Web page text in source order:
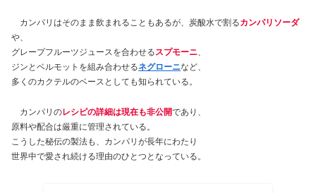
カンパリはそのまま飲まれることもあるが、炭酸水で割るカンパリソーダ
や、
グレープフルーツジュースを合わせるスプモーニ、
ジンとベルモットを組み合わせるネグローニなど、
多くのカクテルのベースとしても知られている。
カンパリのレシピの詳細は現在も非公開であり、
原料や配合は厳重に管理されている。
こうした秘伝の製法も、カンパリが長年にわたり
世界中で愛され続ける理由のひとつとなっている。